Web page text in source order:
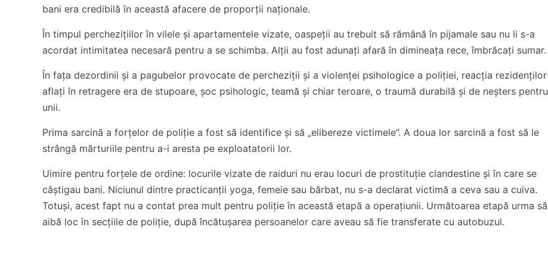
bani era credibilă în această afacere de proporții naționale.
În timpul perchezițiilor în vilele și apartamentele vizate, oaspeții au trebuit să rămână în pijamale sau nu li s-a
acordat intimitatea necesară pentru a se schimba. Alții au fost adunați afară în dimineața rece, îmbrăcați sumar.
În fața dezordinii și a pagubelor provocate de percheziții și a violenței psihologice a poliției, reacția rezidenților
aflați în retragere era de stupoare, șoc psihologic, teamă și chiar teroare, o traumă durabilă și de neșters pentru
unii.
Prima sarcină a forțelor de poliție a fost să identifice și să „elibereze victimele”. A doua lor sarcină a fost să le
strângă mărturiile pentru a-i aresta pe exploatatorii lor.
Uimire pentru forțele de ordine: locurile vizate de raiduri nu erau locuri de prostituție clandestine și în care se
câștigau bani. Niciunul dintre practicanții yoga, femeie sau bărbat, nu s-a declarat victimă a ceva sau a cuiva.
Totuși, acest fapt nu a contat prea mult pentru poliție în această etapă a operațiunii. Următoarea etapă urma să
aibă loc în secțiile de poliție, după încătușarea persoanelor care aveau să fie transferate cu autobuzul.